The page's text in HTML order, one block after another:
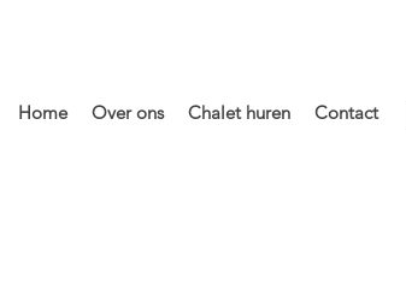
Home Over ons Chalet huren Contact